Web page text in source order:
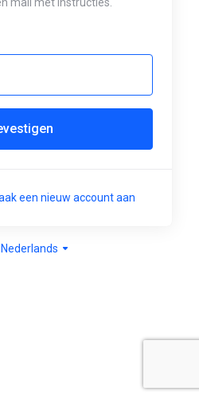
een nieuw account aan
Nederlands